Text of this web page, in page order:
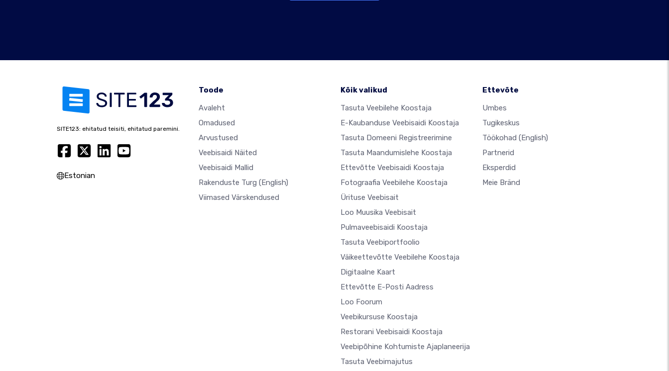
SITE123: ehitatud teisiti, ehitatud paremini.
Estonian
Toode
Avaleht
Omadused
Arvustused
Veebisaidi Näited
Veebisaidi Mallid
Rakenduste Turg (English)
Viimased Värskendused
Kõik valikud
Tasuta Veebilehe Koostaja
E-Kaubanduse Veebisaidi Koostaja
Tasuta Domeeni Registreerimine
Tasuta Maandumislehe Koostaja
Ettevõtte Veebisaidi Koostaja
Fotograafia Veebilehe Koostaja
Ürituse Veebisait
Loo Muusika Veebisait
Pulmaveebisaidi Koostaja
Tasuta Veebiportfoolio
Väikeettevõtte Veebilehe Koostaja
Digitaalne Kaart
Ettevõtte E-Posti Aadress
Loo Foorum
Veebikursuse Koostaja
Restorani Veebisaidi Koostaja
Veebipõhine Kohtumiste Ajaplaneerija
Tasuta Veebimajutus
Ettevõte
Umbes
Tugikeskus
Töökohad (English)
Partnerid
Eksperdid
Meie Bränd